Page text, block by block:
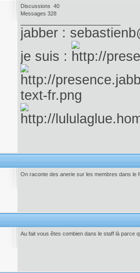
Discussions 40
Messages 328
jabber :
je suis :
On raconte des anerie sur les membres dans le
Au fait vous êtes combien dans le staff là parce